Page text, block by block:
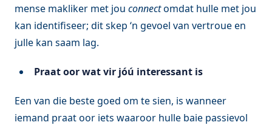
mense makliker met jou connectomdat hulle met jou
kan identifiseer; dit skep ‘n gevoel van vertroue en
julle kan saam lag.
Praat oor wat vir jóú interessant is
Een van die beste goed om te sien, is wanneer
iemand praat oor iets waaroor hulle baie passievol